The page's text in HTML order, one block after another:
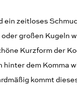
ein zeitloses
großen Kugeln
Kurzform der
dem Komma
kommt